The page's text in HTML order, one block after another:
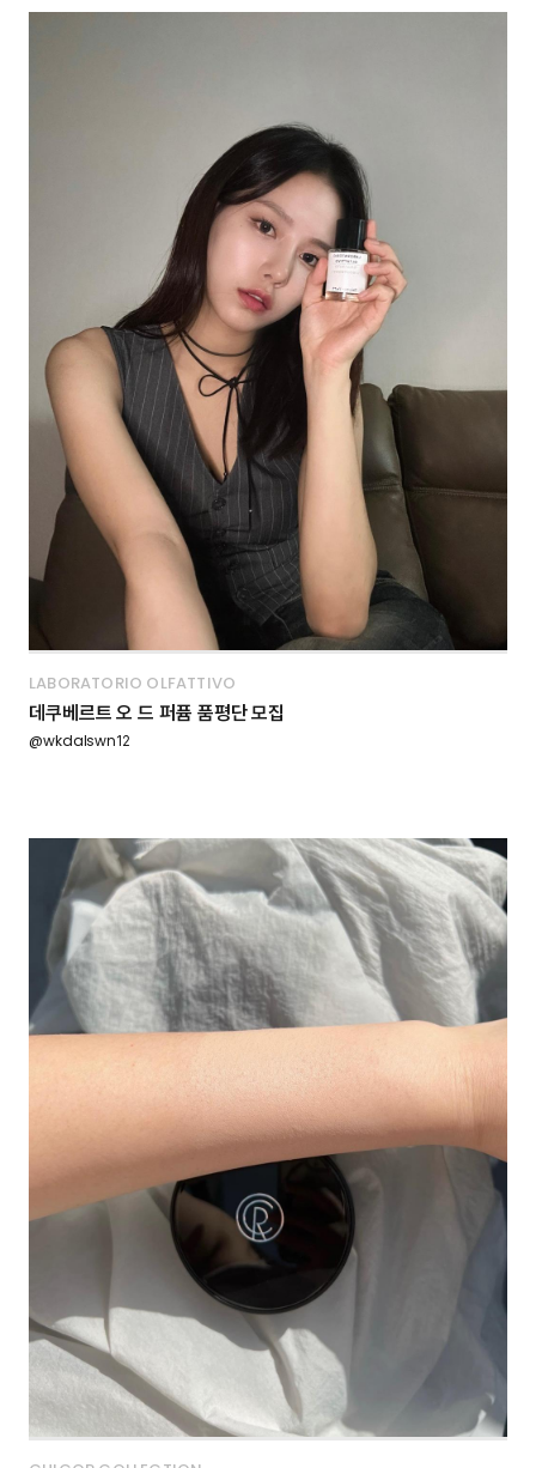
LABORATORIO OLFATTIVO
데쿠베르트 오 드 퍼퓸 품평단 모집
@wkdalswn12